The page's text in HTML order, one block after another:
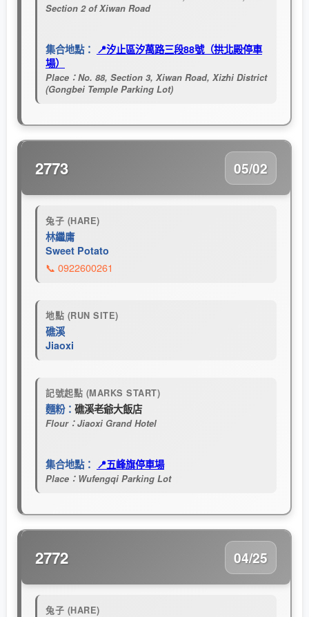
Section 2 of Xiwan Road
集合地點： 📍汐止區汐萬路三段88號（拱北殿停車
場）
Place：No. 88, Section 3, Xiwan Road, Xizhi District
(Gongbei Temple Parking Lot)
2773 05/02
兔子 (HARE)
林繼庸
Sweet Potato
📞 0922600261
地點 (RUN SITE)
礁溪
Jiaoxi
記號起點 (MARKS START)
麵粉： 礁溪老爺大飯店
Flour：Jiaoxi Grand Hotel
集合地點： 📍五峰旗停車場
Place：Wufengqi Parking Lot
2772 04/25
兔子 (HARE)